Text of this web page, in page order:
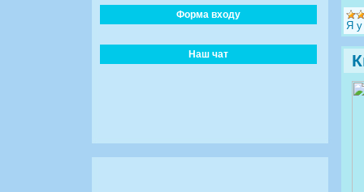
Форма входу
Наш чат
Я у